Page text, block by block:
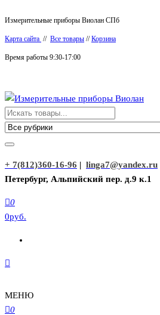
к
содержимому
Измерительные приборы Виолан СПб
Карта сайта // Все товары //Корзина
Время работы 9:30-17:00
Измерительные приборы Виолан
+ 7(812)360-16-96 | linga7@yandex.ru
Петербург, Альпийский пер. д.9 к.1
0
0руб.
МЕНЮ
0